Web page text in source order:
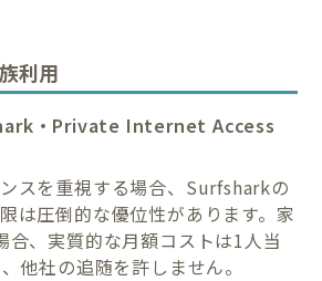
利用
・Private Internet Access
スを重視する場合、Surfsharkの
は圧倒的な優位性があります。家
合、実質的な月額コストは1人当
他社の追随を許しません。